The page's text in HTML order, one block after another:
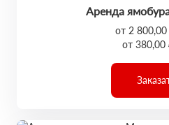
Аренда
от 2
от